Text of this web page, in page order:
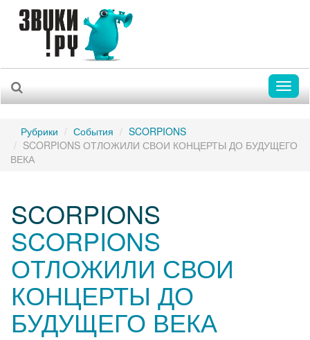
Рубрики События
SCORPIONS
SCORPIONS ОТЛОЖИЛИ СВОИ КОНЦЕРТЫ ДО БУДУЩЕГО
ВЕКА
SCORPIONS
SCORPIONS
ОТЛОЖИЛИ СВОИ
КОНЦЕРТЫ ДО
БУДУЩЕГО ВЕКА